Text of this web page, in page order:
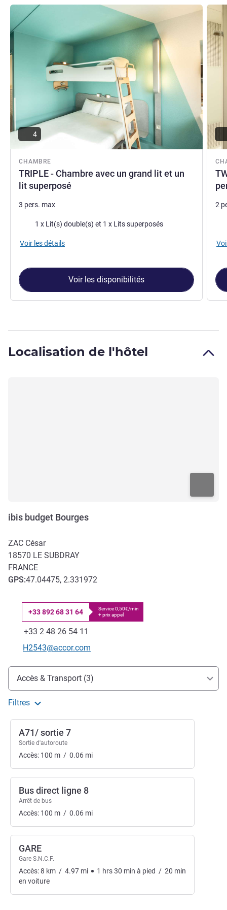
CHAMBRE
TRIPLE - Chambre avec un grand lit et un
lit superposé
Voir les détails
4
3 pers. max
Literie 1 x Lit(s) double(s) et 1 x Lits superposés
Voir les détails
Voir les disponibilités
Voir
2
Localisation de l'hôtel
ibis budget Bourges
ZAC César
18570 LE SUBDRAY
FRANCE
GPS:47.04475, 2.331972
Téléphone
+33 892 68 31 64
Service 0,50€/min
+ prix appel
Fax
+33 2 48 26 54 11
Email de contact
H2543@accor.com
Accès et transports
Accès & Transport (3)
Filtres
A71/ sortie 7
Sortie d'autoroute
Accès: 100 m / 0.06 mi
Bus direct ligne 8
Arrêt de bus
Accès: 100 m / 0.06 mi
GARE
Gare S.N.C.F.
Accès:8 km / 4.97 mi 1 hrs30 min à pied / 20 min
en voiture